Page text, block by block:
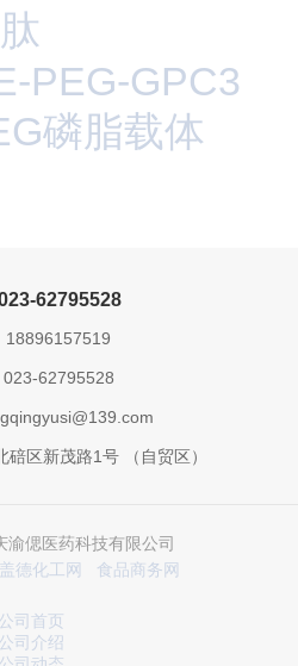
PEG-GPC3
磷脂载体
62795528
18896157519
023-62795528
碚区新茂路1号 （自贸区）
偲医药科技有限公司
盖德化工网 食品商务网
公司首页
公司介绍